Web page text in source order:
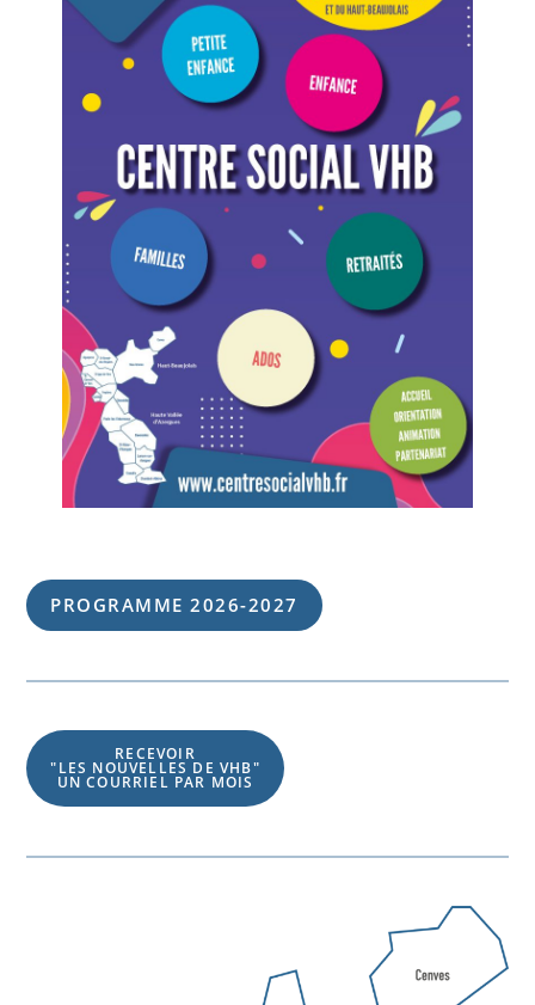
PROGRAMME 2026-2027
RECEVOIR
"LES NOUVELLES DE VHB"
UN COURRIEL PAR MOIS